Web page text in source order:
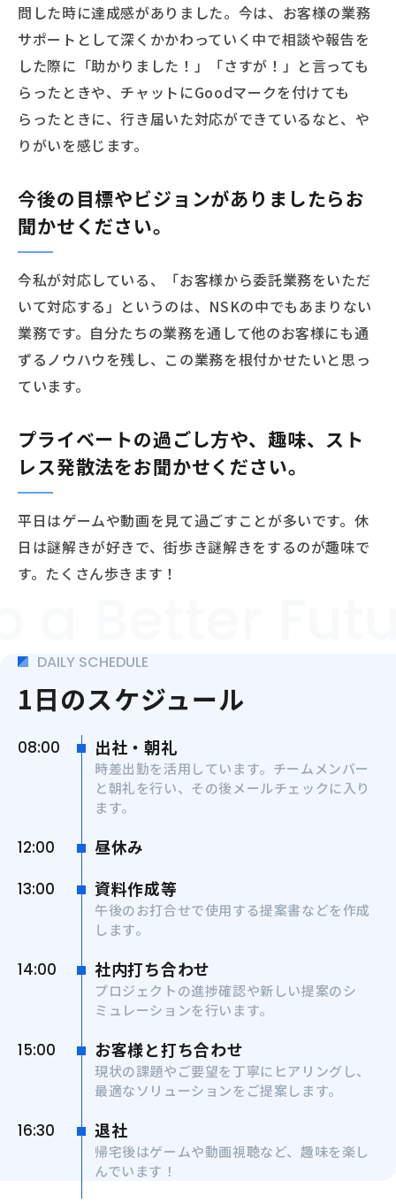
問した時に達成感がありました。今は、お客様の業務
サポートとして深くかかわっていく中で相談や報告を
した際に「助かりました！」「さすが！」と言っても
らったときや、チャットにGoodマークを付けても
らったときに、行き届いた対応ができているなと、や
りがいを感じます。
今後の目標やビジョンがありましたらお
聞かせください。
今私が対応している、「お客様から委託業務をいただ
いて対応する」というのは、NSKの中でもあまりない
業務です。自分たちの業務を通して他のお客様にも通
ずるノウハウを残し、この業務を根付かせたいと思っ
ています。
プライベートの過ごし方や、趣味、スト
レス発散法をお聞かせください。
平日はゲームや動画を見て過ごすことが多いです。休
日は謎解きが好きで、街歩き謎解きをするのが趣味で
す。たくさん歩きます！
DAILY SCHEDULE
1日のスケジュール
08:00 出社・朝礼
時差出勤を活用しています。チームメンバー
と朝礼を行い、その後メールチェックに入り
ます。
12:00 昼休み
13:00 資料作成等
午後のお打合せで使用する提案書などを作成
します。
14:00 社内打ち合わせ
プロジェクトの進捗確認や新しい提案のシ
ミュレーションを行います。
15:00 お客様と打ち合わせ
現状の課題やご要望を丁寧にヒアリングし、
最適なソリューションをご提案します。
16:30 退社
帰宅後はゲームや動画視聴など、趣味を楽し
んでいます！